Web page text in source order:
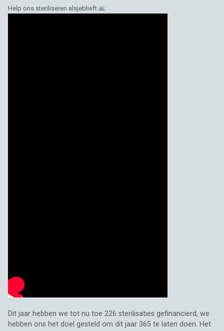
Help ons steriliseren alsjeblieft 🙏:
Dit jaar hebben we tot nu toe 226 sterilisaties gefinancierd, we
hebben ons het doel gesteld om dit jaar 365 te laten doen. Het